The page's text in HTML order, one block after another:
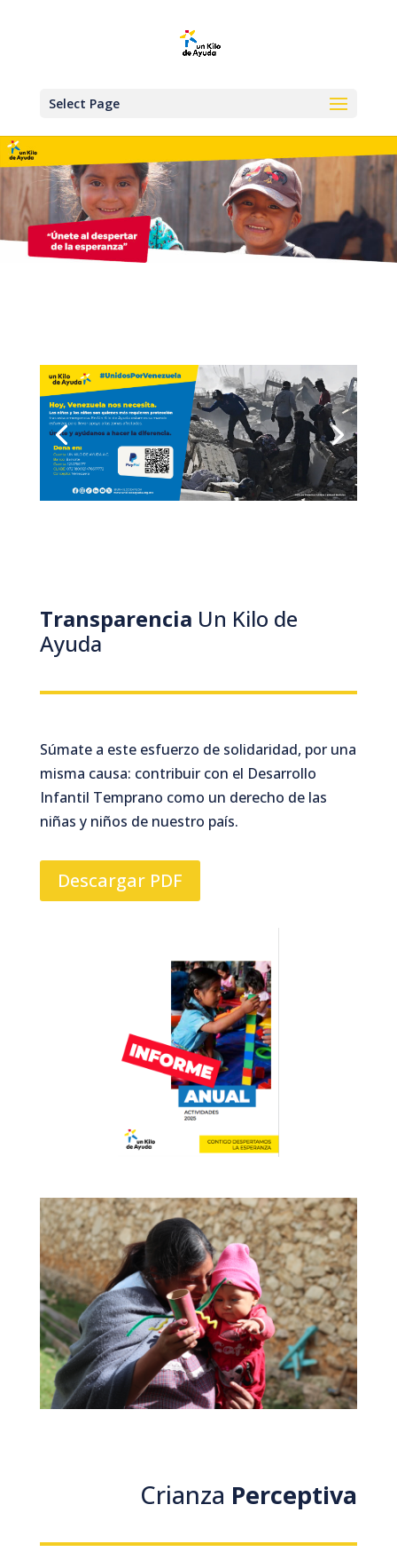
Select Page
Transparencia Un Kilo de
Ayuda
Súmate a este esfuerzo de solidaridad, por una
misma causa: contribuir con el Desarrollo
Infantil Temprano como un derecho de las
niñas y niños de nuestro país.
Descargar PDF
Crianza Perceptiva